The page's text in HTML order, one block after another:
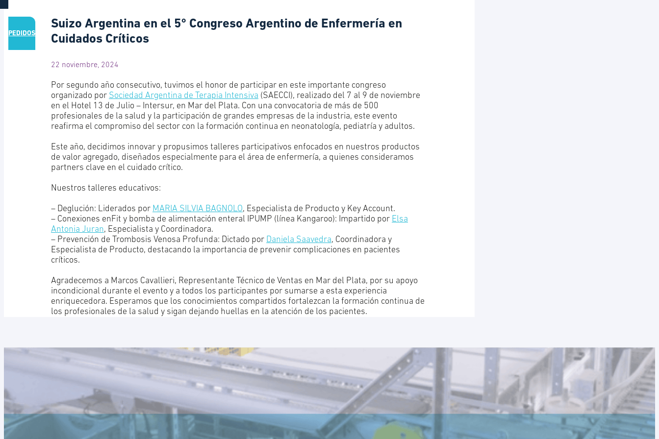
PEDIDOS
Suizo Argentina en el 5° Congreso Argentino de Enfermería en
Cuidados Críticos
22 noviembre, 2024
Por segundo año consecutivo, tuvimos el honor de participar en este importante congreso
organizado por Sociedad Argentina de Terapia Intensiva (SAECCI), realizado del 7 al 9 de noviembre
en el Hotel 13 de Julio – Intersur, en Mar del Plata. Con una convocatoria de más de 500
profesionales de la salud y la participación de grandes empresas de la industria, este evento
reafirma el compromiso del sector con la formación continua en neonatología, pediatría y adultos.
Este año, decidimos innovar y propusimos talleres participativos enfocados en nuestros productos
de valor agregado, diseñados especialmente para el área de enfermería, a quienes consideramos
partners clave en el cuidado crítico.
Nuestros talleres educativos:
– Deglución: Liderados por MARIA SILVIA BAGNOLO, Especialista de Producto y Key Account.
– Conexiones enFit y bomba de alimentación enteral IPUMP (línea Kangaroo): Impartido por Elsa
Antonia Juran, Especialista y Coordinadora.
– Prevención de Trombosis Venosa Profunda: Dictado por Daniela Saavedra, Coordinadora y
Especialista de Producto, destacando la importancia de prevenir complicaciones en pacientes
críticos.
Agradecemos a Marcos Cavallieri, Representante Técnico de Ventas en Mar del Plata, por su apoyo
incondicional durante el evento y a todos los participantes por sumarse a esta experiencia
enriquecedora. Esperamos que los conocimientos compartidos fortalezcan la formación continua de
los profesionales de la salud y sigan dejando huellas en la atención de los pacientes.
ESPECIALIDAD MEDICINAL NOVEDADES